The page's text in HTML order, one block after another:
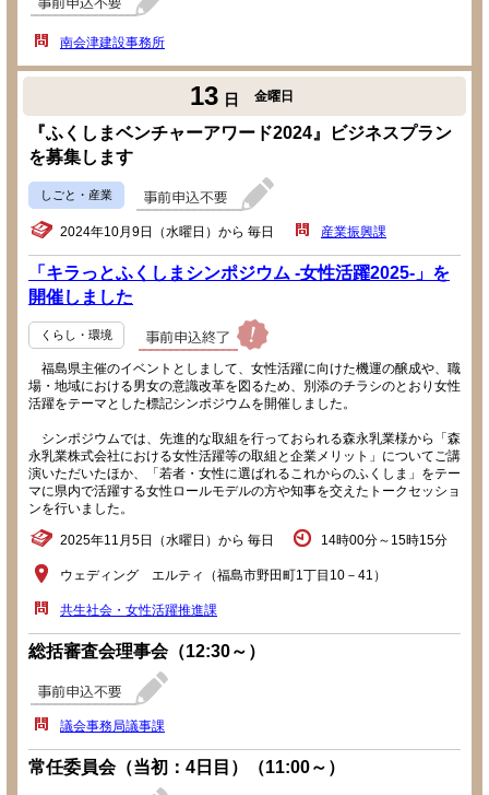
南会津建設事務所
13 日 金曜日
『ふくしまベンチャーアワード2024』ビジネスプラン
を募集します
しごと・産業
2024年10月9日（水曜日）から 毎日 産業振興課
「キラっとふくしまシンポジウム -女性活躍2025-」を
開催しました
くらし・環境
福島県主催のイベントとしまして、女性活躍に向けた機運の醸成や、職
場・地域における男女の意識改革を図るため、別添のチラシのとおり女性
活躍をテーマとした標記シンポジウムを開催しました。
シンポジウムでは、先進的な取組を行っておられる森永乳業様から「森
永乳業株式会社における女性活躍等の取組と企業メリット」についてご講
演いただいたほか、「若者・女性に選ばれるこれからのふくしま」をテー
マに県内で活躍する女性ロールモデルの方や知事を交えたトークセッショ
ンを行いました。
2025年11月5日（水曜日）から 毎日 14時00分～15時15分
ウェディング エルティ（福島市野田町1丁目10－41）
共生社会・女性活躍推進課
総括審査会理事会（12:30～）
議会事務局議事課
常任委員会（当初：4日目）（11:00～）